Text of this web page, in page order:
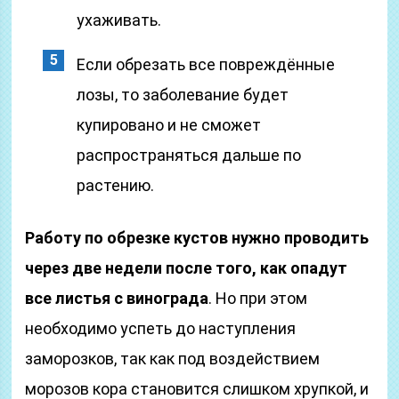
ухаживать.
Если обрезать все повреждённые
лозы, то заболевание будет
купировано и не сможет
распространяться дальше по
растению.
Работу по обрезке кустов нужно проводить
через две недели после того, как опадут
все листья с винограда. Но при этом
необходимо успеть до наступления
заморозков, так как под воздействием
морозов кора становится слишком хрупкой, и